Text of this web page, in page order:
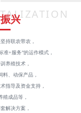
兴
持联农带农，
准+服务”的运作模式，
养殖技术，
料、动保产品，
指导及资金支持，
殖成品等，
解决方案，